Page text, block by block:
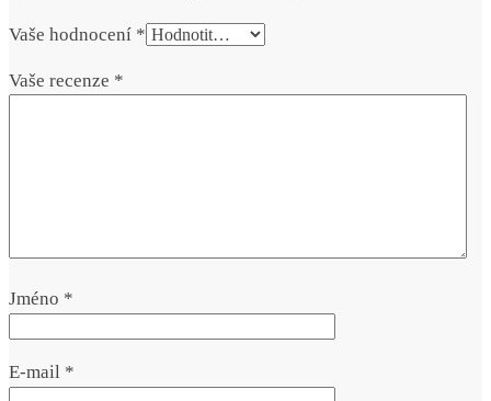
Vaše hodnocení *
Vaše recenze *
Jméno *
E-mail *